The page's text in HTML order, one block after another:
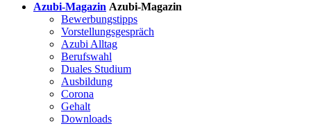
Azubi-Magazin Azubi-Magazin
Bewerbungstipps
Vorstellungsgespräch
Azubi Alltag
Berufswahl
Duales Studium
Ausbildung
Corona
Gehalt
Downloads